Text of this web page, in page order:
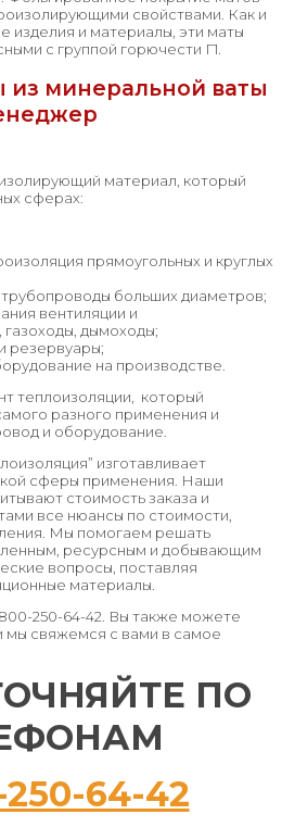
свойствами. Как и
изделия и материалы, эти маты
с группой горючести Г1.
минеральной ваты
материал, который
сферах:
прямоугольных и круглых
больших диаметров;
вентиляции и
дымоходы;
резервуары;
на производстве.
теплоизоляции, который
разного применения и
и оборудование.
изготавливает
сферы применения. Наши
стоимость заказа и
все нюансы по стоимости,
Мы помогаем решать
ресурсным и добывающим
вопросы, поставляя
материалы.
250-64-42. Вы также можете
мы свяжемся с вами в самое
ПО
64-42